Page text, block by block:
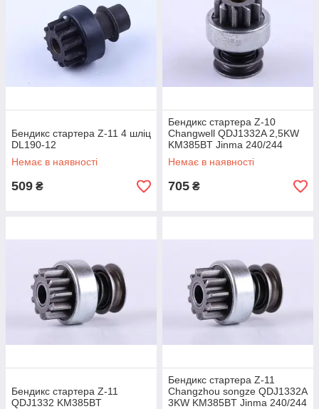
Бендикс стартера Z-11 4 шліц
DL190-12
Немає в наявності
509 ₴
Бендикс стартера Z-10
Changwell QDJ1332A 2,5KW
KM385BT Jinma 240/244
Немає в наявності
705 ₴
Бендикс стартера Z-11
QDJ1332 KM385BT
Бендикс стартера Z-11
Changzhou songze QDJ1332A
3KW KM385BT Jinma 240/244